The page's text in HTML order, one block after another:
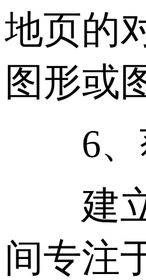
地页的
图形或
6、
建立
间专注